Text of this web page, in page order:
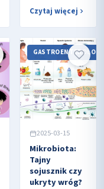
Czytaj więcej
2025-03-15
Mikrobiota:
Tajny
sojusznik czy
ukryty wróg?